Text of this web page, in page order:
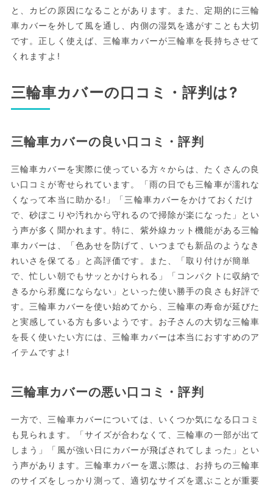
と、カビの原因になることがあります。また、定期的に三輪
車カバーを外して風を通し、内側の湿気を逃がすことも大切
です。正しく使えば、三輪車カバーが三輪車を長持ちさせて
くれますよ!
三輪車カバーの口コミ・評判は?
三輪車カバーの良い口コミ・評判
三輪車カバーを実際に使っている方々からは、たくさんの良
い口コミが寄せられています。「雨の日でも三輪車が濡れな
くなって本当に助かる!」「三輪車カバーをかけておくだけ
で、砂ぼこりや汚れから守れるので掃除が楽になった」とい
う声が多く聞かれます。特に、紫外線カット機能がある三輪
車カバーは、「色あせを防げて、いつまでも新品のようなき
れいさを保てる」と高評価です。また、「取り付けが簡単
で、忙しい朝でもサッとかけられる」「コンパクトに収納で
きるから邪魔にならない」といった使い勝手の良さも好評で
す。三輪車カバーを使い始めてから、三輪車の寿命が延びた
と実感している方も多いようです。お子さんの大切な三輪車
を長く使いたい方には、三輪車カバーは本当におすすめのア
イテムですよ!
三輪車カバーの悪い口コミ・評判
一方で、三輪車カバーについては、いくつか気になる口コミ
も見られます。「サイズが合わなくて、三輪車の一部が出て
しまう」「風が強い日にカバーが飛ばされてしまった」とい
う声があります。三輪車カバーを選ぶ際は、お持ちの三輪車
のサイズをしっかり測って、適切なサイズを選ぶことが重要